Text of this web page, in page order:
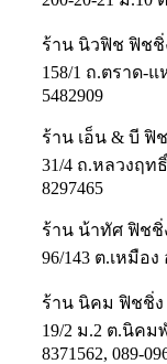
ร้าน นิวฟิช ฟิชชิ่
158/1 ถ.ตราด-
5482909
ร้าน เอ็น & บี ฟิ
31/4 ถ.หลวงฤท
8297465
ร้าน น้าทัศ ฟิชชิ่
96/143 ต.เหมือง
ร้าน นิคม ฟิชชิ่
19/2 ม.2 ต.นิค
8371562, 089-